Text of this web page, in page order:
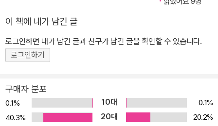
수험생들의 성적에 따라 내 점수도 달라지는 상대평가 토익, TEST
별로 점수를 높게 받을지 낮게 받을지 예상해 볼 수 있습니다. [이 책
이 필요한 학습자] - 1~2개월 이내에 토익 시험 응시를 계획하는 학
습자 - 토익 RC 최신 출제 경향을 확실하게 파악하여 실전에 대비하
활용법] - 각 TEST를 도중에 중단하지 않고, 처음부터 끝까지 정해
진 시간(75분) 내에 실전처럼 풀어봅니다. - 채점하고 맞은 개수를
확인한 뒤, 각 TEST 시작 페이지에 있는 점수 환산표에서 자신의 점
이 책에 내가 남긴 글
로그인하면 내가 남긴 글과 친구가 남긴 글을 확인할 수 있습니다.
로그인하기
구매자 분포
0.1% 10대
0.1%
40.3%
20대
20.2%